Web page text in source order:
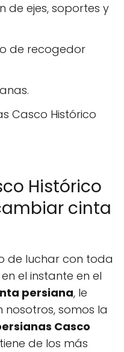
de ejes, soportes y
de recogedor
Casco Histórico
Histórico
cinta
de luchar con toda
el instante en el
persiana, le
somos la
Casco
de los más